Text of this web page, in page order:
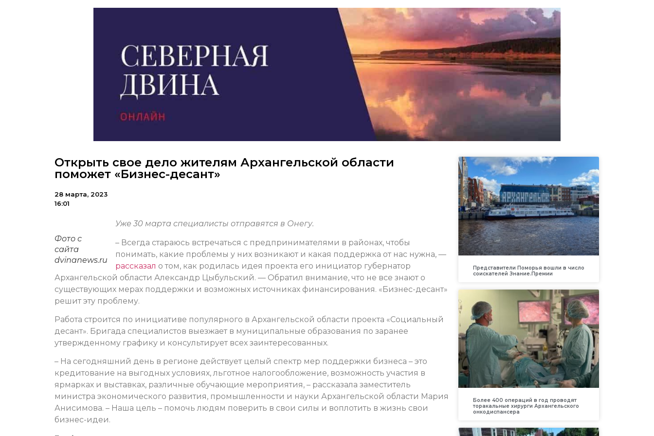
Открыть свое дело жителям Архангельской области
поможет «Бизнес-десант»
28 марта, 2023
16:01
Фото с
сайта
dvinanews.ru
Уже 30 марта специалисты отправятся в Онегу.
– Всегда стараюсь встречаться с предпринимателями в районах, чтобы
понимать, какие проблемы у них возникают и какая поддержка от нас нужна, —
рассказал о том, как родилась идея проекта его инициатор губернатор
Архангельской области Александр Цыбульский. — Обратил внимание, что не все знают о
существующих мерах поддержки и возможных источниках финансирования. «Бизнес-десант»
решит эту проблему.
Работа строится по инициативе популярного в Архангельской области проекта «Социальный
десант». Бригада специалистов выезжает в муниципальные образования по заранее
утвержденному графику и консультирует всех заинтересованных.
– На сегодняшний день в регионе действует целый спектр мер поддержки бизнеса – это
кредитование на выгодных условиях, льготное налогообложение, возможность участия в
ярмарках и выставках, различные обучающие мероприятия, – рассказала заместитель
министра экономического развития, промышленности и науки Архангельской области Мария
Анисимова. – Наша цель – помочь людям поверить в свои силы и воплотить в жизнь свои
бизнес-идеи.
Представители Поморья вошли в число
соискателей Знание.Премии
Более 400 операций в год проводят
торакальные хирурги Архангельского
онкодиспансера